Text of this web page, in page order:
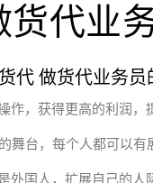
货代业
代 做货代业务员
作，获得更高的利润，
舞台，每个人都可以有
外国人，扩展自己的